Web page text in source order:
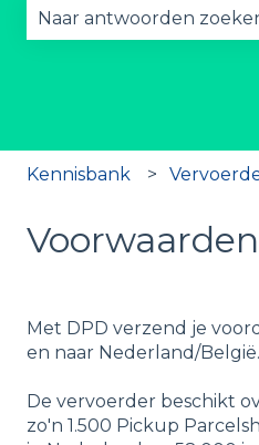
Kennisbank
Met DPD verzend je
en naar Nederland/België.
De vervoerder beschikt
zo'n 1.500 Pickup